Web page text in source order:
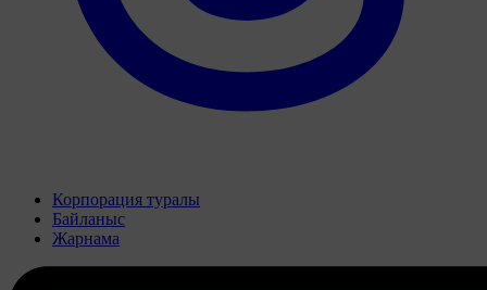
Корпорация туралы
Байланыс
Жарнама